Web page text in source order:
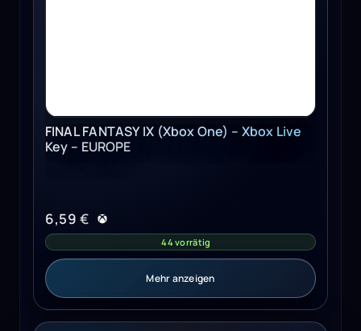
FINAL FANTASY IX (Xbox One) – Xbox Live
Key – EUROPE
6,59 €
44 vorrätig
Mehr anzeigen